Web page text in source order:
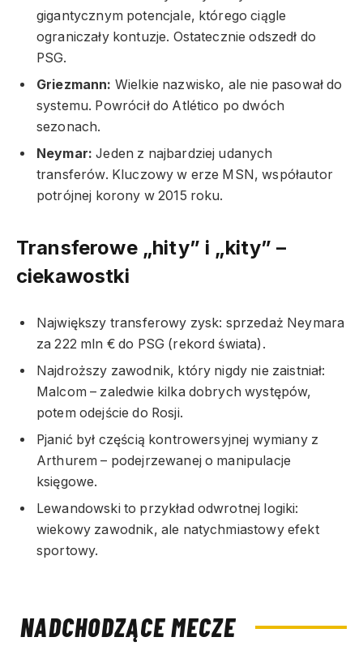
gigantycznym potencjale, którego ciągle
ograniczały kontuzje. Ostatecznie odszedł do
PSG.
Griezmann: Wielkie nazwisko, ale nie pasował do
systemu. Powrócił do Atlético po dwóch
sezonach.
Neymar: Jeden z najbardziej udanych
transferów. Kluczowy w erze MSN, współautor
potrójnej korony w 2015 roku.
Transferowe „hity” i „kity” –
ciekawostki
Największy transferowy zysk: sprzedaż Neymara
za 222 mln € do PSG (rekord świata).
Najdroższy zawodnik, który nigdy nie zaistniał:
Malcom – zaledwie kilka dobrych występów,
potem odejście do Rosji.
Pjanić był częścią kontrowersyjnej wymiany z
Arthurem – podejrzewanej o manipulacje
księgowe.
Lewandowski to przykład odwrotnej logiki:
wiekowy zawodnik, ale natychmiastowy efekt
sportowy.
NADCHODZĄCE MECZE